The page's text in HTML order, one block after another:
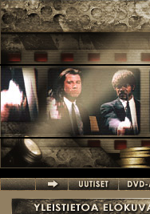
Hyppää pääsisältöön